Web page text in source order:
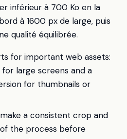
inférieur à 700 Ko en la
à 1600 px de large, puis
qualité équilibrée.
for important web assets:
large screens and a
for thumbnails or
a consistent crop and
the process before